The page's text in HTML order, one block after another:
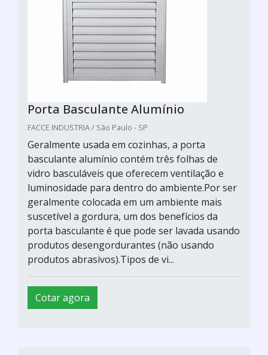
Porta Basculante Alumínio
FACCE INDUSTRIA / São Paulo - SP
Geralmente usada em cozinhas, a porta
basculante alumínio contém três folhas de
vidro basculáveis que oferecem ventilação e
luminosidade para dentro do ambiente.Por ser
geralmente colocada em um ambiente mais
suscetível a gordura, um dos benefícios da
porta basculante é que pode ser lavada usando
produtos desengordurantes (não usando
produtos abrasivos).Tipos de vi...
Cotar agora